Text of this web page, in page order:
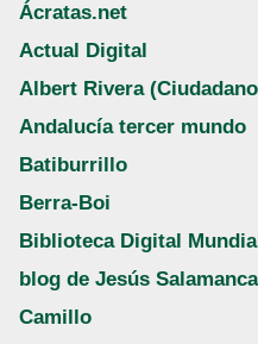
Ácratas.net
Actual Digital
Albert Rivera
Andalucía tercer mundo
Batiburrillo
Berra-Boi
Biblioteca Digital Mundial
blog de Jesús Salamanca
Camillo